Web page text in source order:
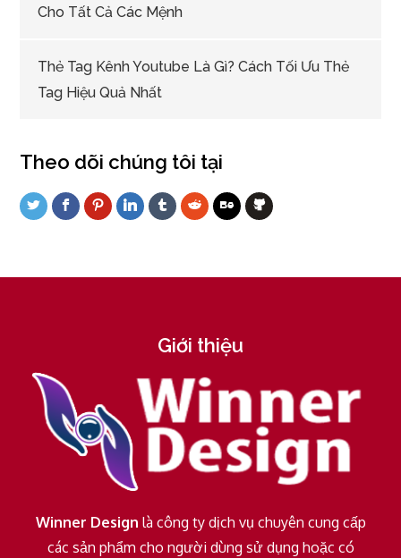
Cho Tất Cả Các Mệnh
Thẻ Tag Kênh Youtube Là Gì? Cách Tối Ưu Thẻ
Tag Hiệu Quả Nhất
Theo dõi chúng tôi tại
Giới thiệu
Winner Design là công ty dịch vụ chuyên cung cấp
các sản phẩm cho người dùng sử dụng hoặc có